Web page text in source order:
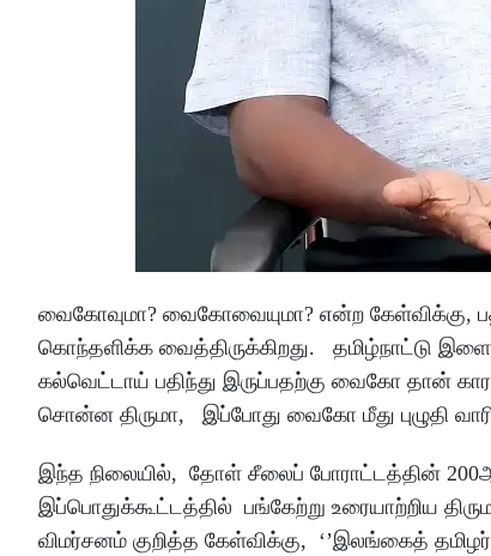
வைகோவுமா? வைகோவையுமா? என்ற கேள்விக்கு,
கொந்தளிக்க வைத்திருக்கிறது. தமிழ்நாட்டு
கல்வெட்டாய் பதிந்து இருப்பதற்கு வைகோ தான்
சொன்ன திருமா, இப்போது வைகோ மீது புழுதி
இந்த நிலையில், தோள் சீலைப் போராட்டத்தின்
இப்பொதுக்கூட்டத்தில் பங்கேற்று உரையாற்றிய
விமர்சனம் குறித்த கேள்விக்கு, ‘’இலங்கைத்